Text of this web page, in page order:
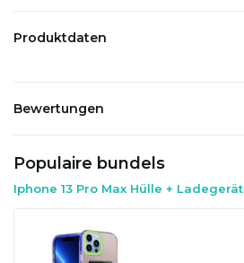
Produktdaten
Bewertungen
Populaire bundels
Iphone 13 Pro Max Hülle + Ladegerät